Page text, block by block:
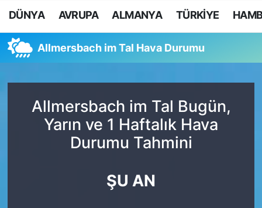
DÜNYA AVRUPA ALMANYA TÜRKİYE
Allmersbach im Tal Hava Durumu
Allmersbach im Tal Bugün,
Yarın ve 1 Haftalık Hava
Durumu Tahmini
ŞU AN
ALMANYA
SPOR
DEUTSCH
Namaz Vakitleri
Tüm Manşetler
Son Dakika Haberleri